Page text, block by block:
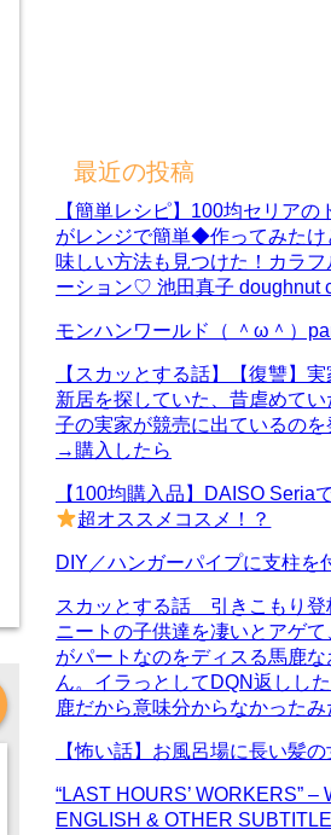
最近の投稿
【簡単レシピ】100均セリアの
がレンジで簡単◆作ってみたけ
味しい方法も見つけた！カラフ
ーション♡ 池田真子 doughnut
モンハンワールド（ ＾ω＾）
【スカッとする話】【復讐】
新居を探していた、昔虐めて
子の実家が競売に出ているのを
→購入したら
【100均購入品】DAISO Seria
超オススメコスメ！？
DIY／ハンガーパイプに支柱を
スカッとする話 引きこもり登
ニートの子供達を凄いとアゲて
がパートなのをディスる馬鹿な
ん。イラっとしてDQN返しし
鹿だから意味分からなかった
【怖い話】お風呂場に長い髪
“LAST HOURS’ WORKERS” –
ENGLISH & OTHER